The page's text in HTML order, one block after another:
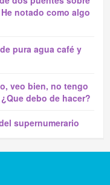
notado como algo
pura agua café y
veo bien, no tengo
debo de hacer?
supernumerario